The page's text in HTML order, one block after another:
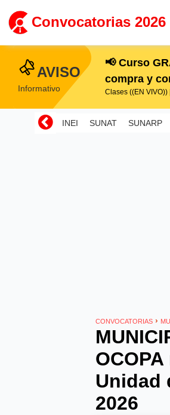
Convocatorias 2026
AVISO
Informativo
📢 Curso
compra y
Clases ((EN
INEI SUNAT SUNARP
CONVOCATORIAS ›
Unidad
2026